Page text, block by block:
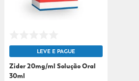
LEVE E PAGUE
Zider 20mg/ml Solução Oral
30ml